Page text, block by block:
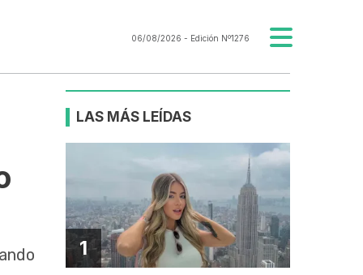
06/08/2026 - Edición Nº1276
LAS MÁS LEÍDAS
1